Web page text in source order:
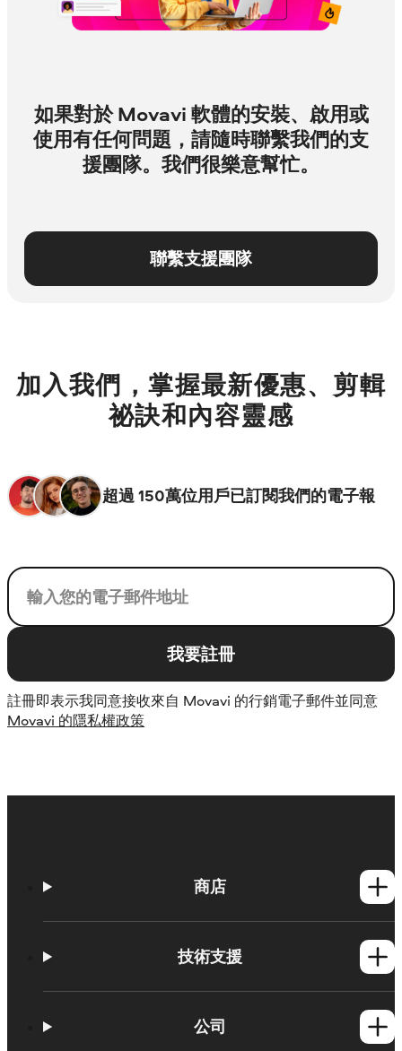
如果對於 Movavi 軟體的安裝、啟用或
使用有任何問題，請隨時聯繫我們的支
援團隊。我們很樂意幫忙。
聯繫支援團隊
加入我們，掌握最新優惠、剪輯
祕訣和內容靈感
超過 150萬位用戶已訂閱我們的電子報
您的電子郵件
我要註冊
註冊即表示我同意接收來自 Movavi 的行銷電子郵件並同意
Movavi 的隱私權政策
商店
Mac產品
技術支援
學習平台
公司